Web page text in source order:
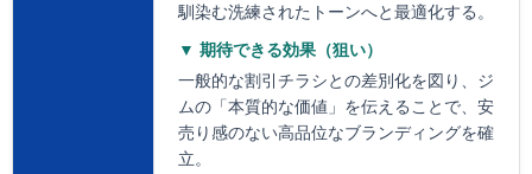
馴染む洗練されたトーンへと最適化する。
▼ 期待できる効果（狙い）
一般的な割引チラシとの差別化を図り、ジ
ムの「本質的な価値」を伝えることで、安
売り感のない高品位なブランディングを確
立。